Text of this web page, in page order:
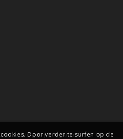
verzekeringen | Hoogstraat 115, 3111
Door verder te surfen op de